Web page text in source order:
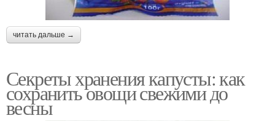
читать дальше →
Секреты хранения капусты: как
сохранить овощи свежими до
весны